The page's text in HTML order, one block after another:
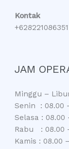
Kontak
JAM
Minggu –
Senin : 08.00
Selasa : 08.00
Rabu : 08.00
Kamis : 08.00